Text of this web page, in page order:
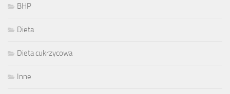
BHP
Dieta
Dieta cukrzycowa
Inne